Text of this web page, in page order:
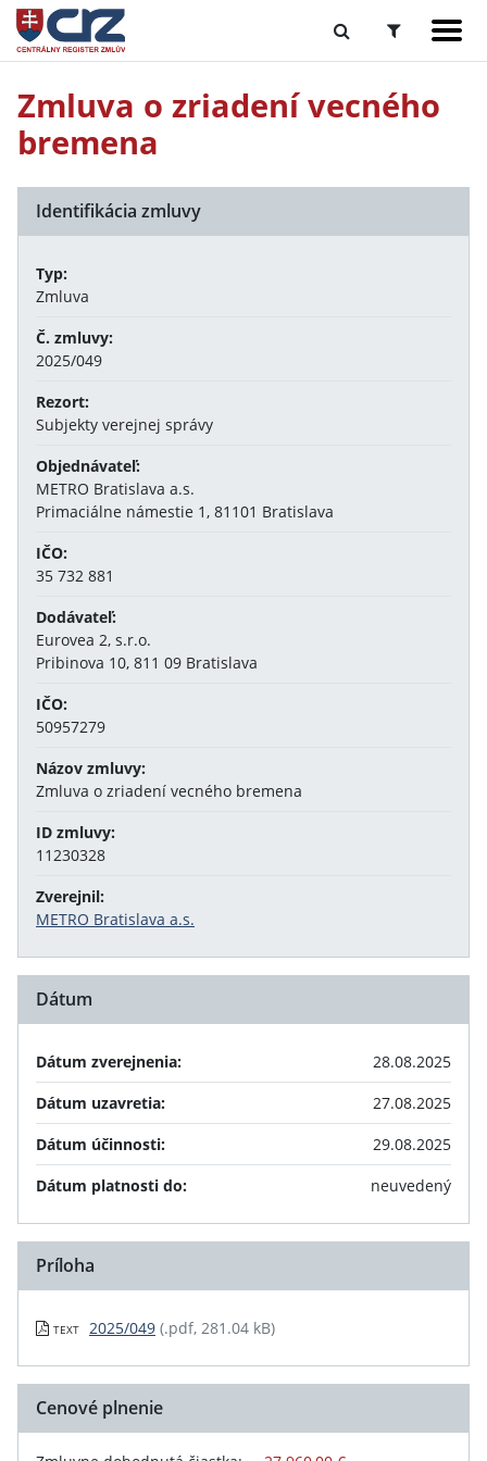
Zmluva o zriadení vecného
bremena
Identifikácia zmluvy
Typ:
Zmluva
Č. zmluvy:
2025/049
Rezort:
Subjekty verejnej správy
Objednávateľ:
METRO Bratislava a.s.
Primaciálne námestie 1, 81101 Bratislava
IČO:
35 732 881
Dodávateľ:
Eurovea 2, s.r.o.
Pribinova 10, 811 09 Bratislava
IČO:
50957279
Názov zmluvy:
Zmluva o zriadení vecného bremena
ID zmluvy:
11230328
Zverejnil:
METRO Bratislava a.s.
Dátum
Dátum zverejnenia:
28.08.2025
Dátum uzavretia:
27.08.2025
Dátum účinnosti:
29.08.2025
Dátum platnosti do:
neuvedený
Príloha
TEXT 2025/049 (.pdf, 281.04 kB)
Cenové plnenie